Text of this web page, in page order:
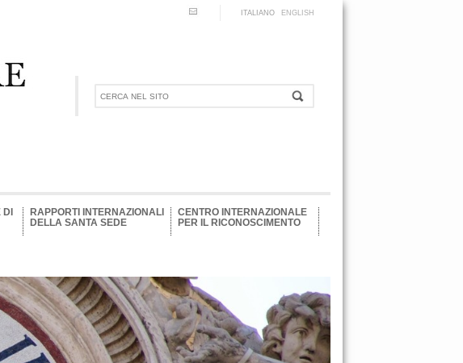
ITALIANO ENGLISH
RAPPORTI INTERNAZIONALI
DELLA SANTA SEDE
CENTRO INTERNAZIONALE
PER IL RICONOSCIMENTO